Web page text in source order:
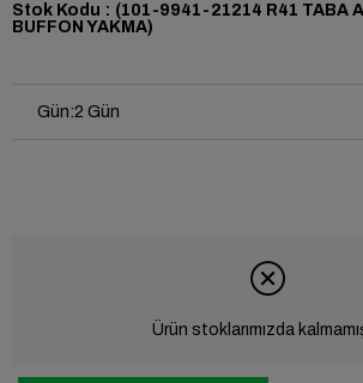
Stok Kodu
(101-9941-21214 R41 TABA
BUFFON YAKMA)
Gün:2 Gün
Ürün stoklarımızda